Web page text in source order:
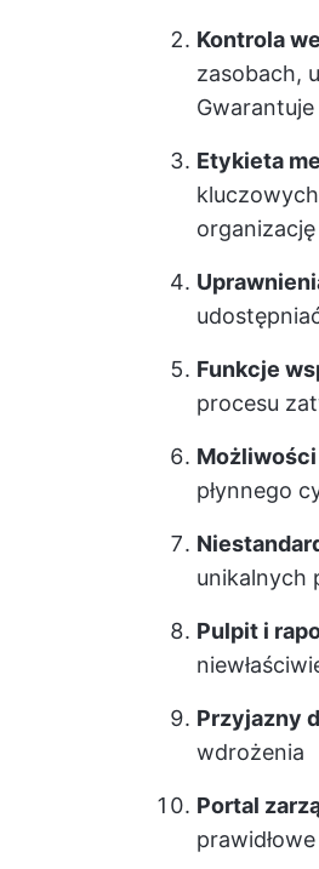
Kontrola
zasobach,
Etykieta
organizację
Funkcje
procesu
płynnego
unikalnych
Pulpit i
Przyjazny
wdrożenia
Portal